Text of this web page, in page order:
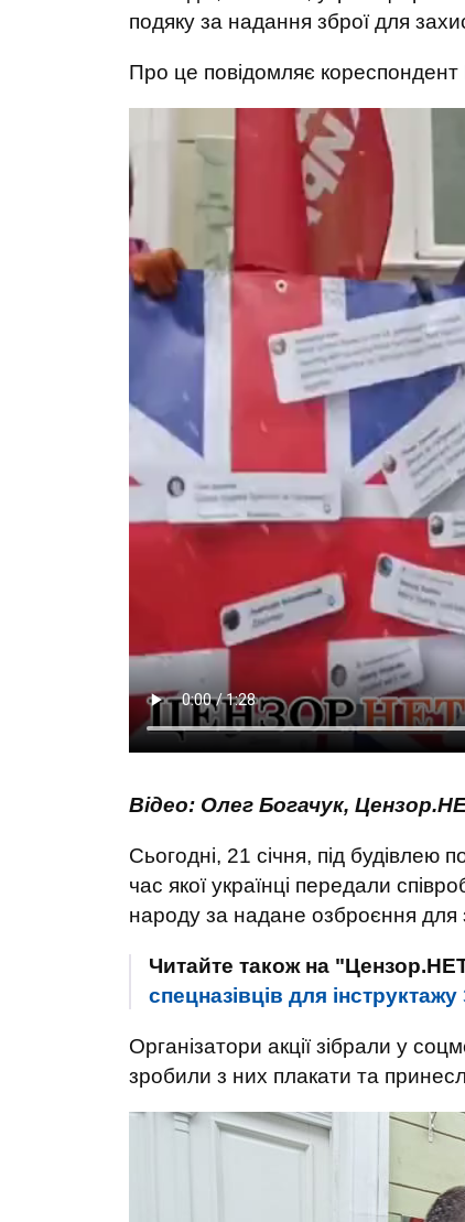
подяку за надання зброї для
Про це повідомляє кореспондент
Відео: Олег Богачук,
Сьогодні, 21 січня, під будівлею
час якої українці передали
народу за надане озброєння для
Читайте також на
спецназівців для
Організатори акції зібрали у
зробили з них плакати та